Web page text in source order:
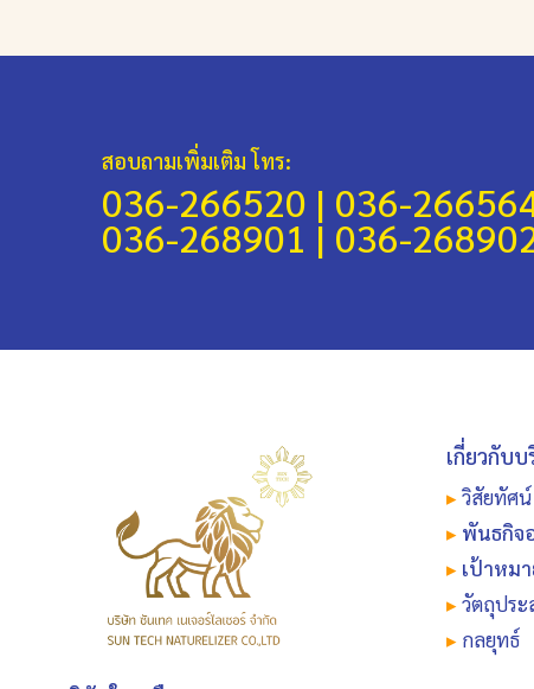
สอบถามเพิ่มเติม โทร:
036-266520 | 036-
036-268901 | 036-
เกี่ยวกับ
▸วิสัยทัศน์
▸ พันธกิจ
▸ เป้าหม
▸วัตถุประ
▸ กลยุทธ์